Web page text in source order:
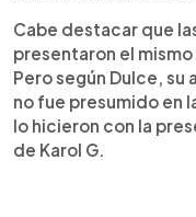
Cabe destacar que
presentaron el
Pero según Dulce, su
no fue presumido en
lo hicieron con la
de Karol G.